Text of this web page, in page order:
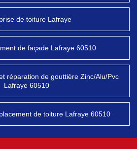
de toiture Lafraye
de façade Lafraye 60510
réparation de gouttière Zinc/Alu/Pvc
Lafraye 60510
de toiture Lafraye 60510